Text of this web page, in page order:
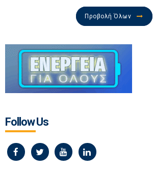
Προβολή Όλων
Follow Us